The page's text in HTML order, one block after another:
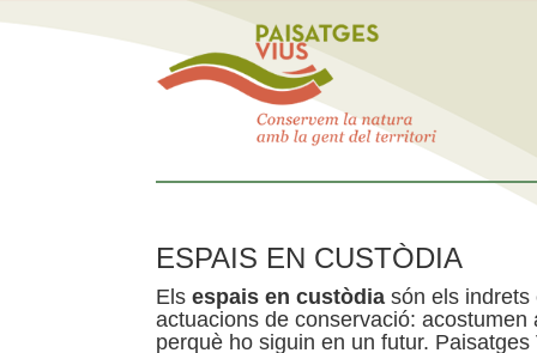
ESPAIS EN CUSTÒDIA
Els espais en custòdia són els indrets
actuacions de conservació:
perquè ho siguin en un futur.